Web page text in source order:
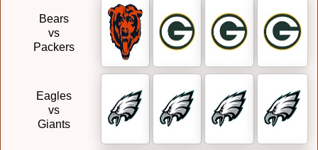
Bears
vs
Packers
Eagles
vs
Giants